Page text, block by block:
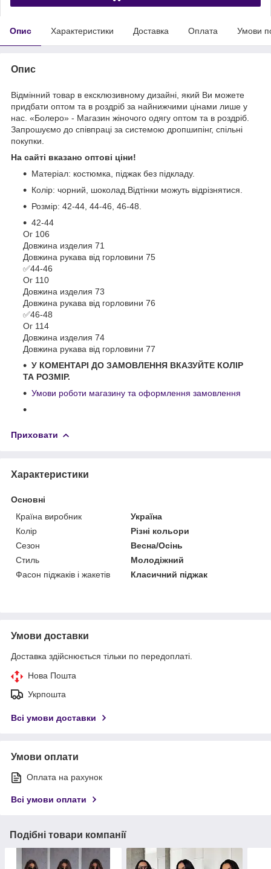
Опис Характеристики Доставка Оплата Умови
Опис
Відмінний товар в ексклюзивному дизайні, який Ви можете
придбати оптом та в роздріб за найнижчими цінами лише у
нас. «Болеро» - Магазин жіночого одягу оптом та в роздріб.
Запрошуємо до співпраці за системою дропшипінг, спільні
покупки.
На сайті вказано оптові ціни!
Матеріал: костюмка, піджак без підкладу.
Колір: чорний, шоколад.Відтінки можуть відрізнятися.
Розмір: 42-44, 44-46, 46-48.
42-44
Ог 106
Довжина изделия 71
Довжина рукава від горловини 75
✅44-46
Ог 110
Довжина изделия 73
Довжина рукава від горловини 76
✅46-48
Ог 114
Довжина изделия 74
Довжина рукава від горловини 77
У КОМЕНТАРІ ДО ЗАМОВЛЕННЯ ВКАЗУЙТЕ КОЛІР
ТА РОЗМІР.
Умови роботи магазину та оформлення замовлення
Приховати
Характеристики
Основні
Країна виробник
Україна
Колір
Різні кольори
Сезон
Весна/Осінь
Стиль
Молодіжний
Фасон піджаків і жакетів
Класичний піджак
Умови доставки
Доставка здійснюється тільки по передоплаті.
Нова Пошта
Укрпошта
Всі умови доставки
Умови оплати
Оплата на рахунок
Всі умови оплати
Подібні товари компанії